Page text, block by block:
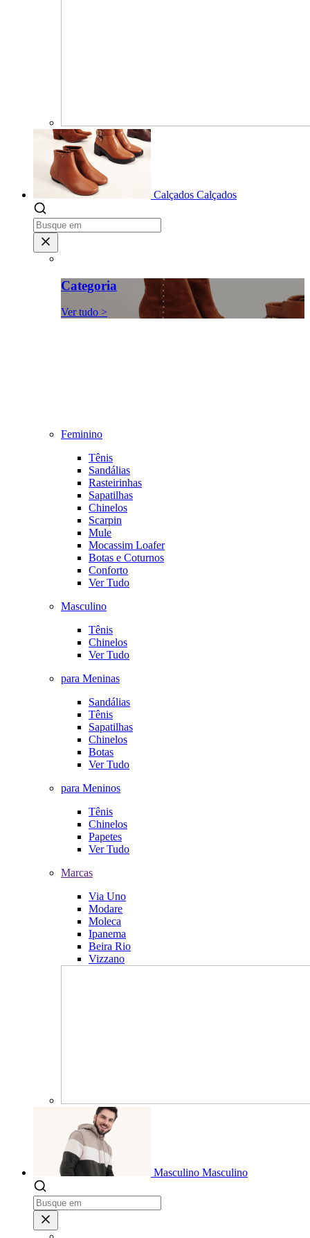
Calçados Calçados
Categoria
Ver tudo >
Feminino
Tênis
Sandálias
Rasteirinhas
Sapatilhas
Chinelos
Scarpin
Mule
Mocassim Loafer
Botas e Coturnos
Conforto
Ver Tudo
Masculino
Tênis
Chinelos
Ver Tudo
para Meninas
Sandálias
Tênis
Sapatilhas
Chinelos
Botas
Ver Tudo
para Meninos
Tênis
Chinelos
Papetes
Ver Tudo
Marcas
Via Uno
Modare
Moleca
Ipanema
Beira Rio
Vizzano
Masculino Masculino